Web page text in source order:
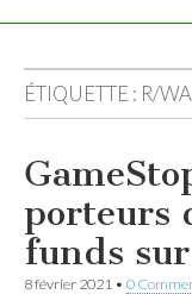
ÉTIQUETTE : R/
porteurs
funds
8 février 2021 • 0